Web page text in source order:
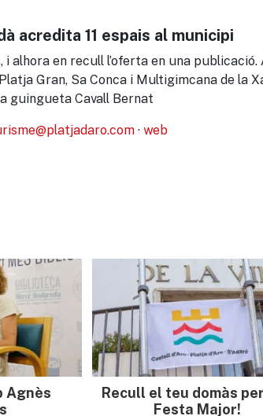
acredita 11 espais al municipi
en recull l’oferta en una publicació.
Gran, Sa Conca i Multigimcana de la
guingueta Cavall Bernat
· web
Agnès
Recull el teu domàs
Festa Major!